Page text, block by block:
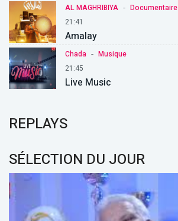
AL MAGHRIBIYA - Documentaire
21:41
Amalay
Chada - Musique
21:45
Live Music
REPLAYS
SÉLECTION DU JOUR